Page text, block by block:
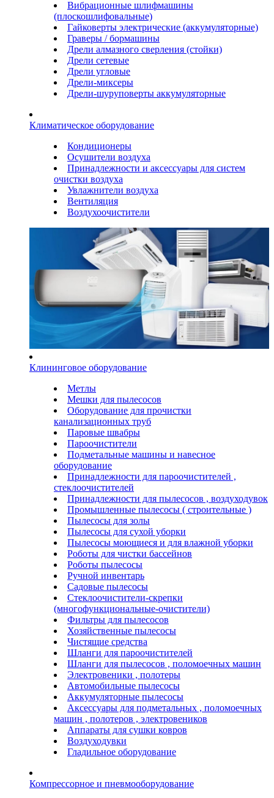
Вибрационные шлифмашины
(плоскошлифовальные)
Гайковерты электрические (аккумуляторные)
Граверы / бормашины
Дрели алмазного сверления (стойки)
Дрели сетевые
Дрели угловые
Дрели-миксеры
Дрели-шуруповерты аккумуляторные
Климатическое оборудование
Кондиционеры
Осушители воздуха
Принадлежности и аксессуары для систем
очистки воздуха
Увлажнители воздуха
Вентиляция
Воздухоочистители
Клининговое оборудование
Метлы
Мешки для пылесосов
Оборудование для прочистки
канализационных труб
Паровые швабры
Пароочистители
Подметальные машины и навесное
оборудование
Принадлежности для пароочистителей ,
стеклоочистителей
Принадлежности для пылесосов , воздуходувок
Промышленные пылесосы ( строительные )
Пылесосы для золы
Пылесосы для сухой уборки
Пылесосы моющиеся и для влажной уборки
Роботы для чистки бассейнов
Роботы пылесосы
Ручной инвентарь
Садовые пылесосы
Стеклоочистители-скрепки
(многофункциональные-очистители)
Фильтры для пылесосов
Хозяйственные пылесосы
Чистящие средства
Шланги для пароочистителей
Шланги для пылесосов , поломоечных машин
Электровеники , полотеры
Автомобильные пылесосы
Аккумуляторные пылесосы
Аксессуары для подметальных , поломоечных
машин , полотеров , электровеников
Аппараты для сушки ковров
Воздуходувки
Гладильное оборудование
Компрессорное и пневмооборудование